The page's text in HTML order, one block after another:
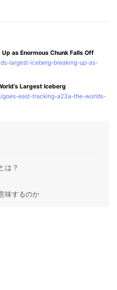
as Enormous Chunk Falls Off
largest-iceberg-breaking-up-as-
Largest Iceberg
goes-east-tracking-a23a-the-worlds-
は？
味するのか